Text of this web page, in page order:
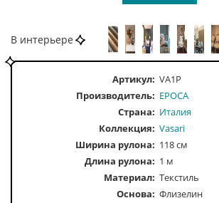
В интерьере
Артикул: VA1P
Производитель: EPOCA
Страна: Италия
Коллекция: Vasari
Ширина рулона: 118 см
Длина рулона: 1 м
Материал: Текстиль
Основа: Флизелин